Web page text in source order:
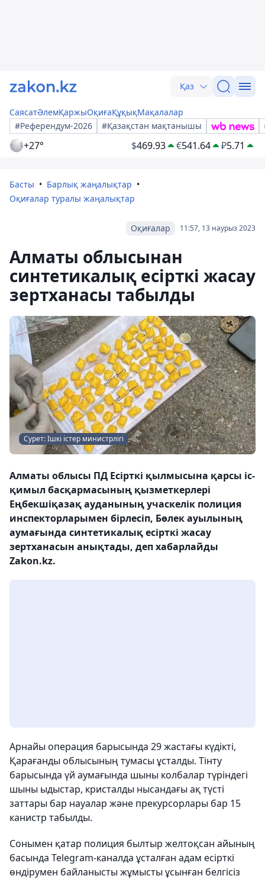
Қаз
СаясатӘлемҚаржыОқиғаҚұқықМақалалар
#Референдум-2026
#Қазақстан мақтанышы
+27° $469.93 €541.64 ₽5.71
Басты
Барлық жаңалықтар
Оқиғалар туралы жаңалықтар
11:57, 13 наурыз 2023
Оқиғалар
Алматы облысынан
синтетикалық есірткі жасау
зертханасы табылды
Сурет: Ішкі істер министрлігі
Алматы облысы ПД Есірткі қылмысына қарсы іс-
қимыл басқармасының қызметкерлері
Еңбекшіқазақ ауданының учаскелік полиция
инспекторларымен бірлесіп, Бөлек ауылының
аумағында синтетикалық есірткі жасау
зертханасын анықтады, деп хабарлайды
Zakon.kz.
Арнайы операция барысында 29 жастағы күдікті,
Қарағанды облысының тумасы ұсталды. Тінту
барысында үй аумағында шыны колбалар түріндегі
шыны ыдыстар, кристалды нысандағы ақ түсті
заттары бар науалар және прекурсорлары бар 15
канистр табылды.
Сонымен қатар полиция былтыр желтоқсан айының
басында Telegram-каналда ұсталған адам есірткі
өндірумен байланысты жұмысты ұсынған белгісіз